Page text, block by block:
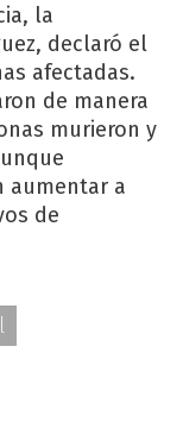
la
declaró el
afectadas.
de manera
murieron y
aumentar a
de